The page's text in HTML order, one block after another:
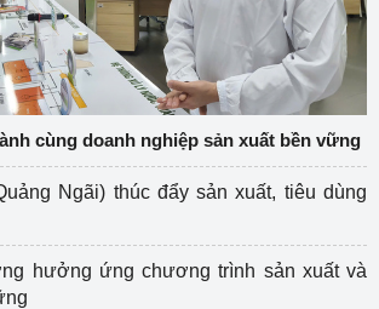
cùng doanh nghiệp sản xuất bền vững
Ngãi) thúc đẩy sản xuất, tiêu dùng
hưởng ứng chương trình sản xuất và